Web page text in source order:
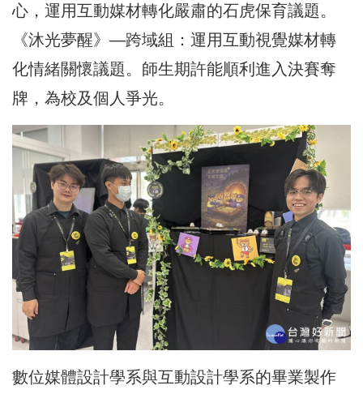
心，運用互動媒材轉化嚴肅的石虎保育議題。
《沐光夢醒》—跨域組：運用互動視覺媒材轉
化情緒關懷議題。師生期許能順利進入決賽奪
牌，為校及個人爭光。
數位媒體設計學系與互動設計學系的畢業製作